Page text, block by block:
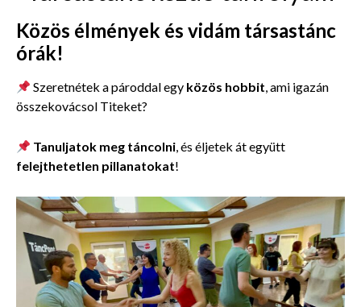
Közös élmények és vidám társastánc
órák!
Szeretnétek a pároddal egy közös hobbit, ami igazán
összekovácsol Titeket?
Tanuljatok meg táncolni, és éljetek át együtt
felejthetetlen pillanatokat!